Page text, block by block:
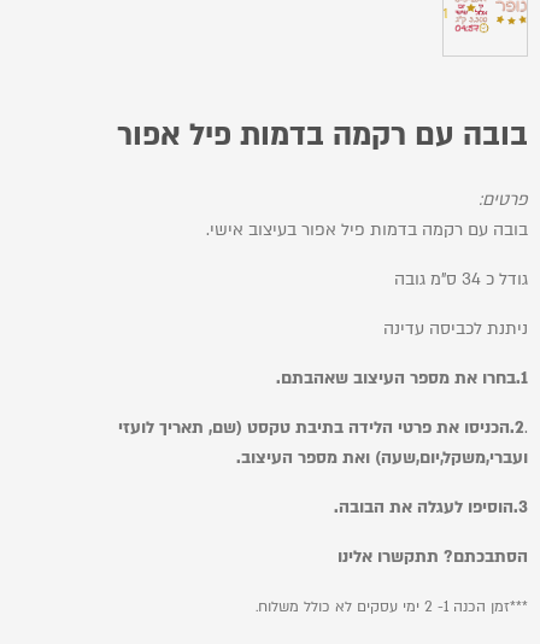
בובה עם רקמה בדמות פיל אפור
פרטים:
בובה עם רקמה בדמות פיל אפור בעיצוב אישי.
גודל כ 34 ס"מ גובה
ניתנת לכביסה עדינה
1.בחרו את מספר העיצוב שאהבתם.
.
2. הכניסו את פרטי הלידה בתיבת טקסט (שם, תאריך לועזי
ועברי,משקל,יום,שעה) ואת מספר העיצוב.
3. הוסיפו לעגלה את הבובה.
הסתבכתם? תתקשרו אלינו
***זמן הכנה 1- 2 ימי עסקים לא כולל משלוח.